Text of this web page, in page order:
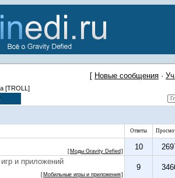
[ Новые сообщения ·
[TROLL]
Ответы
[ Моды Gravity Defied ] 10
и приложений
[ Мобильные игры и приложения]
9